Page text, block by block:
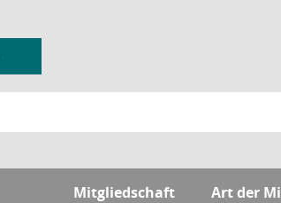
Mitgliedschaft Art der